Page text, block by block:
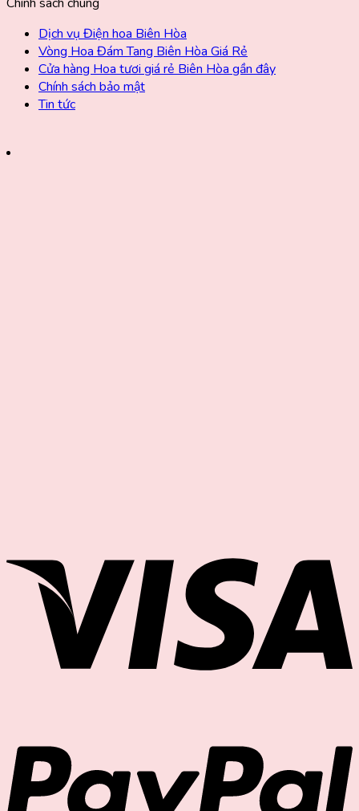
Chính sách chung
Dịch vụ Điện hoa Biên Hòa
Vòng Hoa Đám Tang Biên Hòa Giá Rẻ
Cửa hàng Hoa tươi giá rẻ Biên Hòa gần đây
Chính sách bảo mật
Tin tức